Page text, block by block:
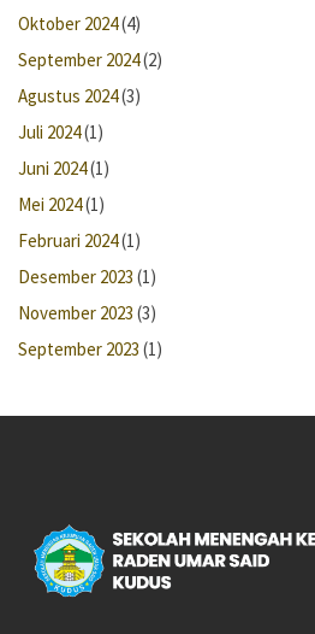
Oktober 2024(4)
September 2024(2)
Agustus 2024(3)
Juli 2024(1)
Juni 2024(1)
Mei 2024(1)
Februari 2024(1)
Desember 2023 (1)
November 2023 (3)
September 2023 (1)